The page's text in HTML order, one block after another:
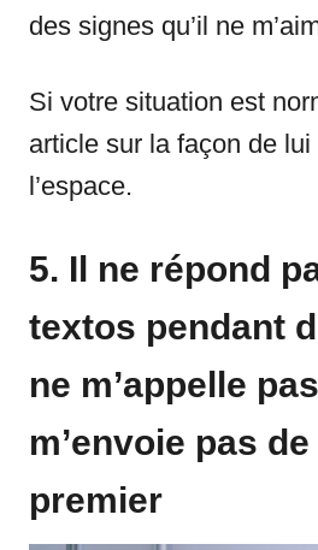
des signes qu’il ne
Si votre situation est
article sur la façon de
l’espace.
5. Il ne répond
textos pendant
ne m’appelle
m’envoie pas
premier